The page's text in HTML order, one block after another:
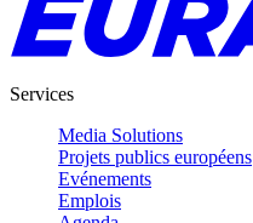
Services
Media Solutions
Projets publics européens
Evénements
Emplois